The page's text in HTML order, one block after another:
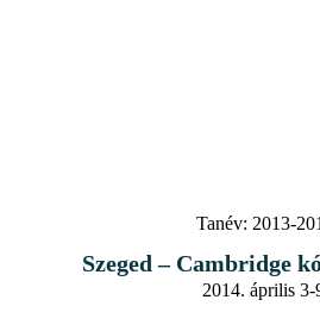
Tanév: 2013-
Szeged – Cambridge
2014. április 3-